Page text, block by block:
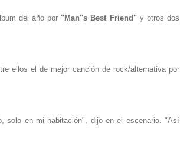
del año por "Man"s Best Friend" y otros dos
ellos el de mejor canción de rock/alternativa por
solo en mi habitación", dijo en el escenario. "Así